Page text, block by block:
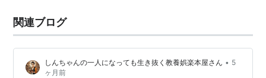
関連ブログ
しんちゃんの一人になっても生き抜く教養娯楽本屋さん • 5
ヶ月前